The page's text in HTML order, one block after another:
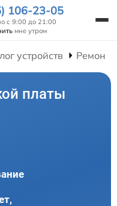
106-23-05
с 9:00 до 21:00
мне утром
устройств Ремонт
платы